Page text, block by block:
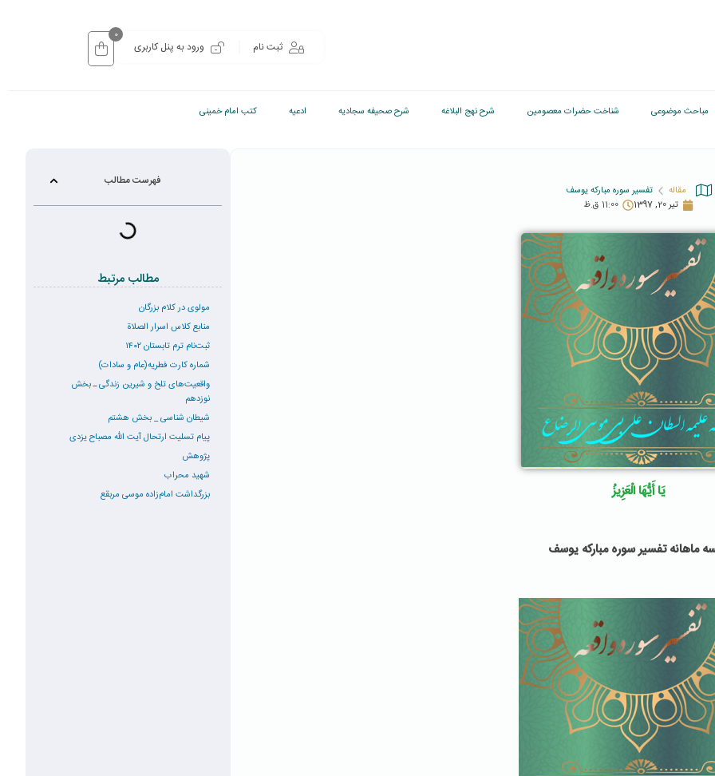
ثبت نام ورود به پنل کاربری
0
مباحث موضوعی شناخت حضرات معصومین شرح نهج البلاغه شرح صحیفه سجادیه ادعیه کتب امام خمینی
مقاله
تفسیر سوره مبارکه یوسف
تیر 20, 1397
11:00 ق.ظ
يَا أَيُّهَا الْعَزِيزُ
ماهانه تفسیر سوره مبارکه یوسف
فهرست مطالب
مطالب مرتبط
مولوی در کلام بزرگان
منابع کلاس اسرار الصلاة
ثبت‌نام ترم تابستان ۱۴۰۲
شماره کارت فطریه(عام و سادات)
واقعیت‌های تلخ و شیرین زندگی ـ بخش
نوزدهم
شیطان شناسی _ بخش هشتم
پیام تسلیت ارتحال آیت الله مصباح یزدی
پژوهش
شهید محراب
بزرگداشت امام‌زاده موسی مربقع